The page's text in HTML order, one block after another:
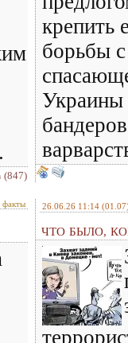
(847)
крепить
борьбы
Украины
факты 26.06.26 11:14
ЧТО БЫЛО,